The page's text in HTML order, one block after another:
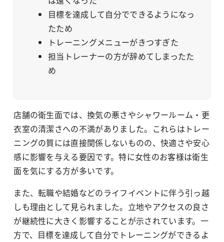
目標を達成して自分でできるようになっ
たため
トレーニングメニューがきつすぎた
担当トレーナーの方が辞めてしまったた
め
店舗の衛生面では、換気の悪さやシャワールーム・更
衣室の清潔さへの不満がありました。これらはトレー
ニングの質には直接関係しないものの、快適さや安心
感に影響を与える要因です。特に女性のお客様は衛生
面を気にする方が多いです。
また、転職や結婚などのライフイベントに伴う引っ越
しも理由として見られました。立地やアクセスの良さ
が継続性に大きく影響することが示されています。一
方で、目標を達成して自分でトレーニングができるよ